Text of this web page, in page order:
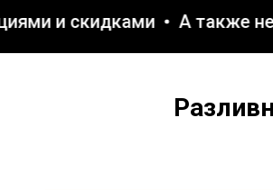
и скидками А также